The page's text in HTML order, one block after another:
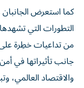
كما استعرض الجانبان
التطورات التي
من تداعيات خطِرة على
جانب تأثيراتها في
والاقتصاد العالمي،